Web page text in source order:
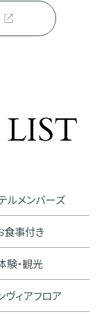
ルメンバーズ
食事付き
験・観光
ヴィアフロア